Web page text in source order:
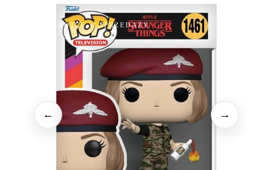
WKRÓTCE W SPRZEDAŻY
← →